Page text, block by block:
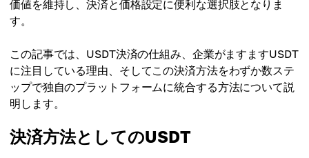
価値を維持し、決済と価格設定に便利な選択肢となりま
す。
この記事では、USDT決済の仕組み、企業がますますUSDT
に注目している理由、そしてこの決済方法をわずか数ステ
ップで独自のプラットフォームに統合する方法について説
明します。
決済方法としてのUSDT